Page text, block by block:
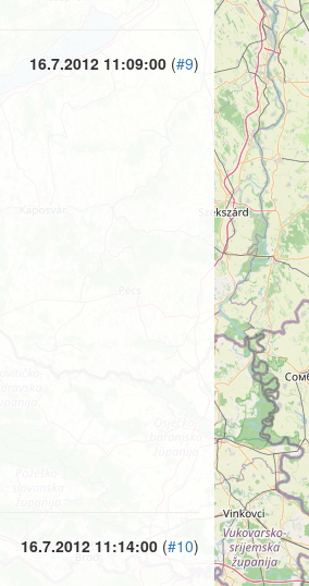
16.7.2012 11:09:00 (#9)
16.7.2012 11:14:00 (#10)